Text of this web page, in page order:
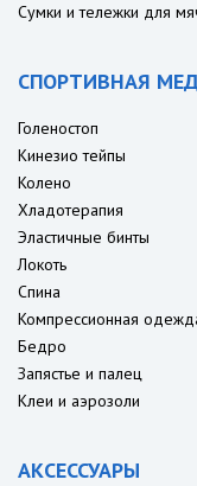
Сумки и тележки для
СПОРТИВНАЯ
Голеностоп
Кинезио тейпы
Колено
Хладотерапия
Эластичные бинты
Локоть
Спина
Компрессионная
Бедро
Запястье и палец
Клеи и аэрозоли
АКСЕССУАРЫ